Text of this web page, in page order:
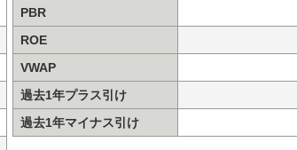
PBR
ROE
VWAP
過去1年プラス引け
過去1年マイナス引け